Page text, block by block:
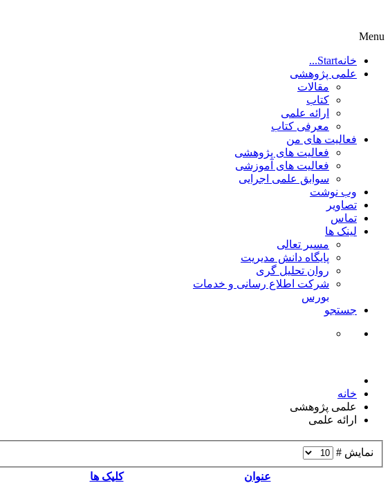
Menu
خانهStart...
علمی پژوهشی
مقالات
کتاب
ارائه علمی
معرفی کتاب
فعالیت های من
فعالیت های پژوهشی
فعالیت های آموزشی
سوابق علمی اجرایی
وب نوشت
تصاویر
تماس
لینک ها
مسیر تعالی
پایگاه دانش مدیریت
روان تحلیل گری
شرکت اطلاع رسانی و خدمات
بورس
جستجو
خانه
علمی پژوهشی
ارائه علمی
نمایش #
عنوان
کلیک ها